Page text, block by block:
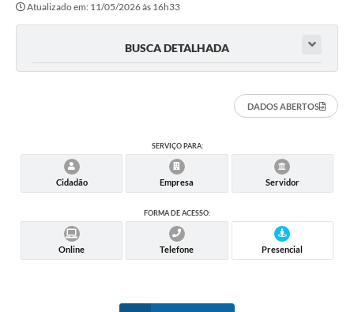
Legislação
Audiências Públicas
Diário Oficial
Transparência
Atualizado em: 11/05/2026 às 16h33
BUSCA DETALHADA
DADOS ABERTOS
SERVIÇO PARA:
Cidadão Empresa Servidor
FORMA DE ACESSO:
Online Telefone Presencial